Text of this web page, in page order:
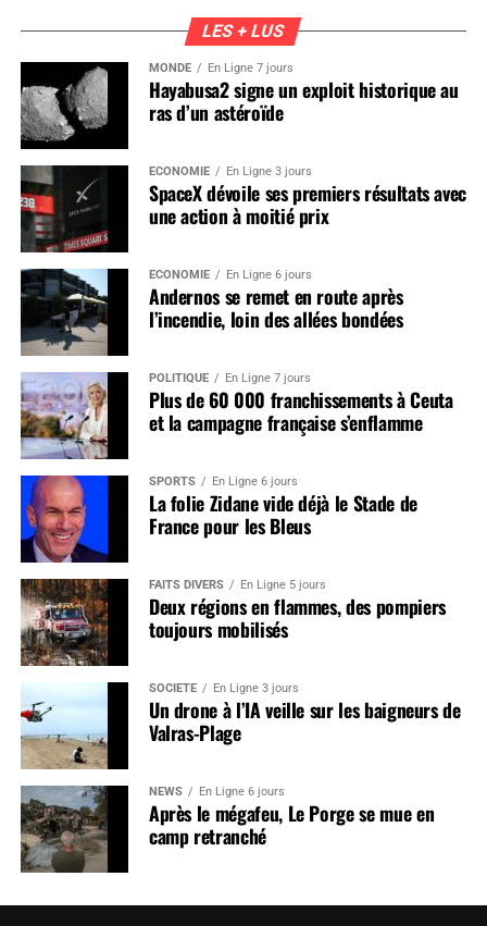
LES + LUS
MONDE En Ligne 7 jours
Hayabusa2 signe un exploit historique au
ras d’un astéroïde
ÉCONOMIE En Ligne 3 jours
SpaceX dévoile ses premiers résultats avec
une action à moitié prix
ÉCONOMIE En Ligne 6 jours
Andernos se remet en route après
l’incendie, loin des allées bondées
POLITIQUE En Ligne 7 jours
Plus de 60 000 franchissements à Ceuta
et la campagne française s’enflamme
SPORTS En Ligne 6 jours
La folie Zidane vide déjà le Stade de
France pour les Bleus
FAITS DIVERS En Ligne 5 jours
Deux régions en flammes, des pompiers
toujours mobilisés
SOCIÉTÉ En Ligne 3 jours
Un drone à l’IA veille sur les baigneurs de
Valras-Plage
NEWS En Ligne 6 jours
Après le mégafeu, Le Porge se mue en
camp retranché